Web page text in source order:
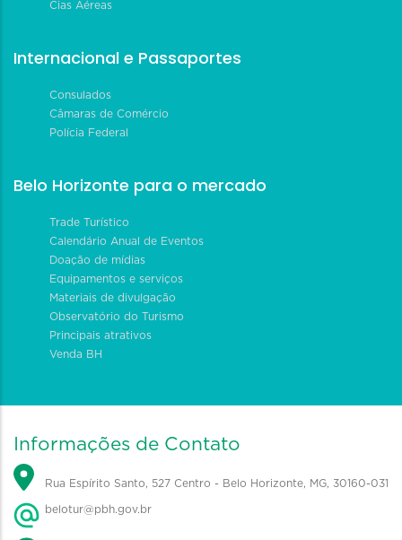
Cias Aéreas
Internacional e Passaportes
Consulados
Câmaras de Comércio
Polícia Federal
Belo Horizonte para o mercado
Trade Turístico
Calendário Anual de Eventos
Doação de mídias
Equipamentos e serviços
Materiais de divulgação
Observatório do Turismo
Principais atrativos
Venda BH
Informações de Contato
Rua Espírito Santo, 527 Centro - Belo Horizonte, MG, 30160-031
belotur@pbh.gov.br